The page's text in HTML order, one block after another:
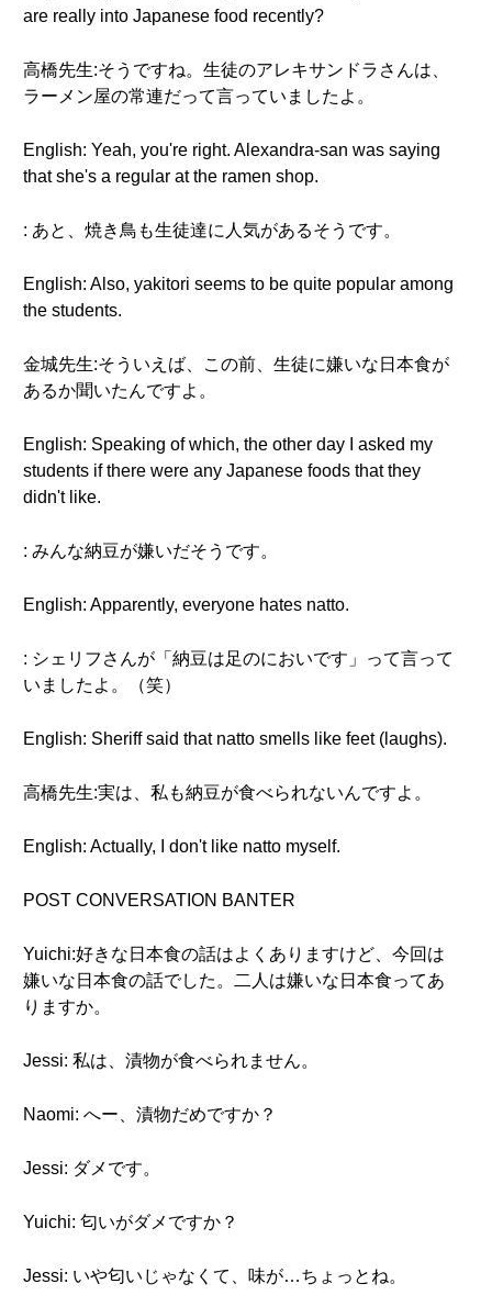
are really into Japanese food recently?
高橋先生:そうですね。生徒のアレキサンドラさんは、
ラーメン屋の常連だって言っていましたよ。
English: Yeah, you're right. Alexandra-san was saying
that she's a regular at the ramen shop.
: あと、焼き鳥も生徒達に人気があるそうです。
English: Also, yakitori seems to be quite popular among
the students.
金城先生:そういえば、この前、生徒に嫌いな日本食が
あるか聞いたんですよ。
English: Speaking of which, the other day I asked my
students if there were any Japanese foods that they
didn't like.
: みんな納豆が嫌いだそうです。
English: Apparently, everyone hates natto.
: シェリフさんが「納豆は足のにおいです」って言って
いましたよ。（笑）
English: Sheriff said that natto smells like feet (laughs).
高橋先生:実は、私も納豆が食べられないんですよ。
English: Actually, I don't like natto myself.
POST CONVERSATION BANTER
Yuichi:好きな日本食の話はよくありますけど、今回は
嫌いな日本食の話でした。二人は嫌いな日本食ってあ
りますか。
Jessi: 私は、漬物が食べられません。
Naomi: へー、漬物だめですか？
Jessi: ダメです。
Yuichi: 匂いがダメですか？
Jessi: いや匂いじゃなくて、味が…ちょっとね。